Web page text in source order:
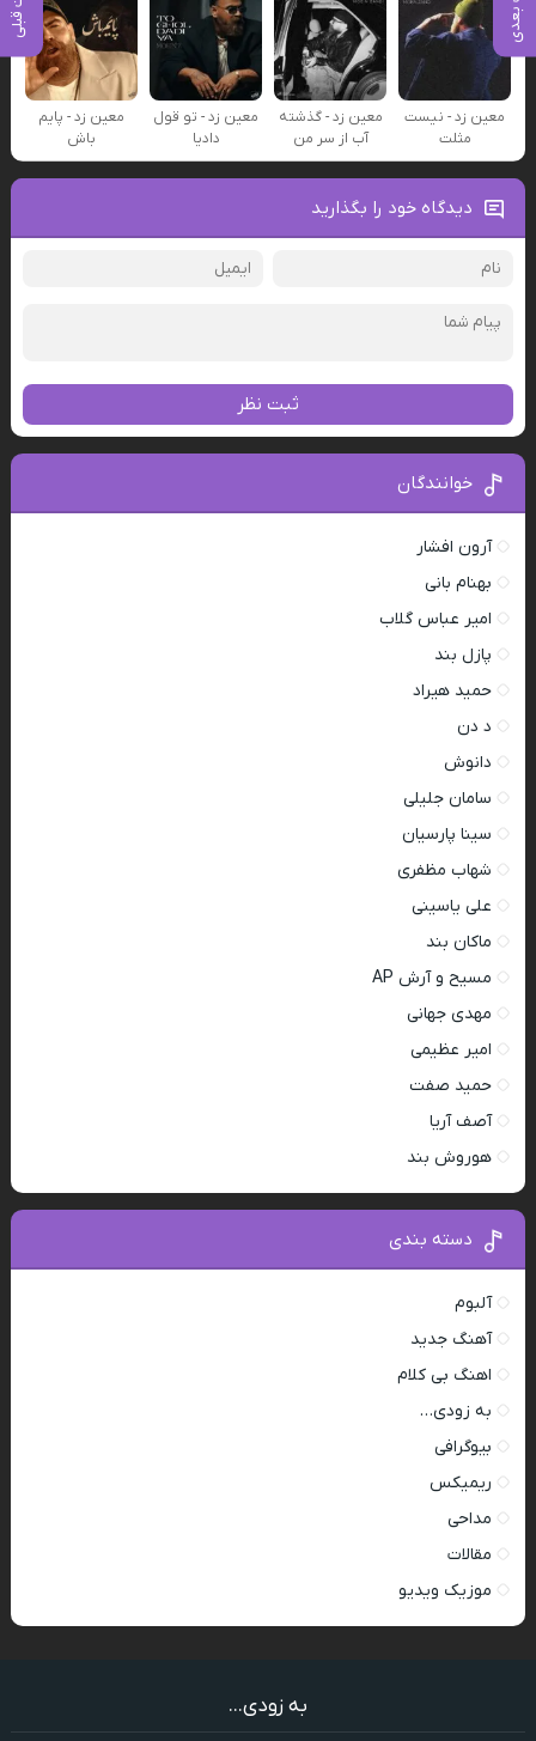
معین زد - نیست
مثلت
معین زد - گذشته
آب از سر من
معین زد - تو قول
دادیا
معین زد - پایم
باش
دیدگاه خود را بگذارید
ثبت نظر
خوانندگان
آرون افشار
بهنام بانی
امیر عباس گلاب
پازل بند
حمید هیراد
د دن
دانوش
سامان جلیلی
سینا پارسیان
شهاب مظفری
علی یاسینی
ماکان بند
مسیح و آرش AP
مهدی جهانی
امیر عظیمی
حمید صفت
آصف آریا
هوروش بند
دسته بندی
آلبوم
آهنگ جدید
اهنگ بی کلام
به زودی…
بیوگرافی
ریمیکس
مداحی
مقالات
موزیک ویدیو
به زودی...